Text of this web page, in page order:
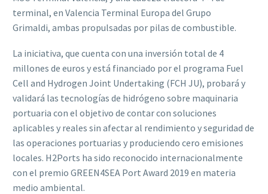
terminal, en Valencia Terminal Europa del Grupo
Grimaldi, ambas propulsadas por pilas de combustible.
La iniciativa, que cuenta con una inversión total de 4
millones de euros y está financiado por el programa Fuel
Cell and Hydrogen Joint Undertaking (FCH JU), probará y
validará las tecnologías de hidrógeno sobre maquinaria
portuaria con el objetivo de contar con soluciones
aplicables y reales sin afectar al rendimiento y seguridad de
las operaciones portuarias y produciendo cero emisiones
locales. H2Ports ha sido reconocido internacionalmente
con el premio GREEN4SEA Port Award 2019 en materia
medio ambiental.